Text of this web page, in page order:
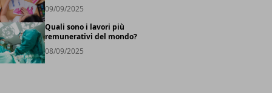
09/09/2025
Quali sono i lavori più
remunerativi del mondo?
08/09/2025